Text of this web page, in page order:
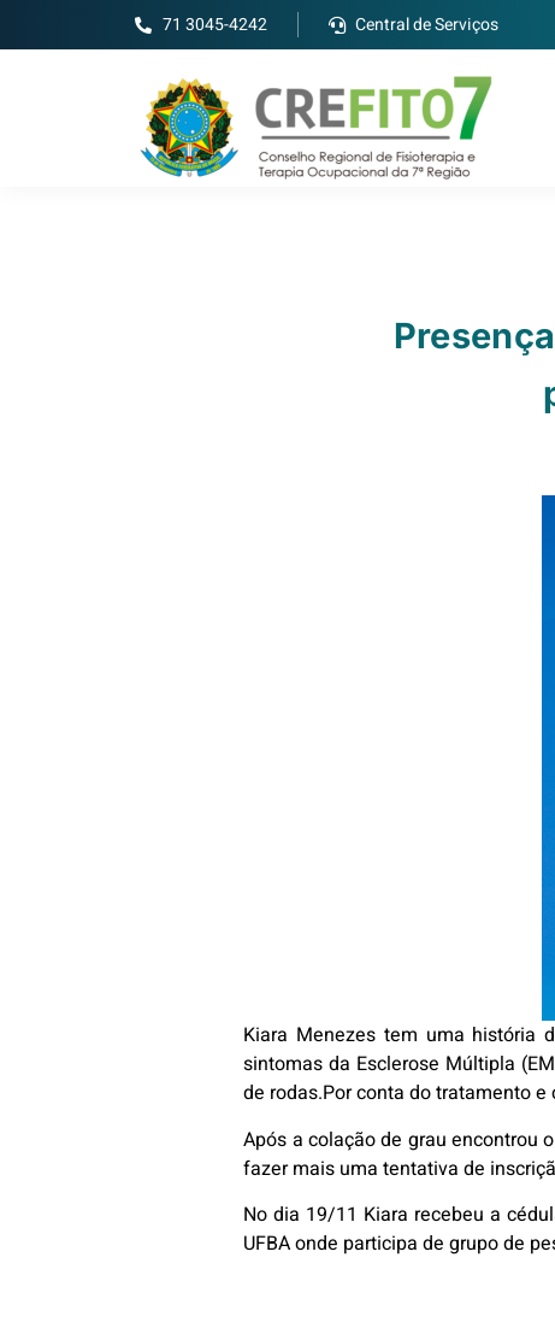
71 3045-4242 Central de Serviços
Kiara Menezes tem uma história
sintomas da Esclerose Múltipla
de rodas.Por conta do tratamento
Após a colação de grau encontrou
fazer mais uma tentativa de
No dia 19/11 Kiara recebeu a
UFBA onde participa de grupo de